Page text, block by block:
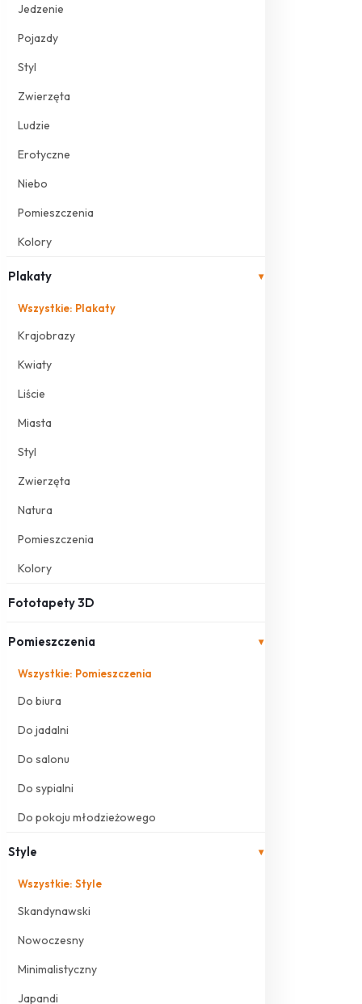
Jedzenie
Pojazdy
Styl
Zwierzęta
Ludzie
Erotyczne
Niebo
Pomieszczenia
Kolory
Plakaty ▾
Wszystkie: Plakaty
Krajobrazy
Kwiaty
Liście
Miasta
Styl
Zwierzęta
Natura
Pomieszczenia
Kolory
Fototapety 3D
Pomieszczenia ▾
Wszystkie: Pomieszczenia
Do biura
Do jadalni
Do salonu
Do sypialni
Do pokoju młodzieżowego
Style ▾
Wszystkie: Style
Skandynawski
Nowoczesny
Minimalistyczny
Japandi